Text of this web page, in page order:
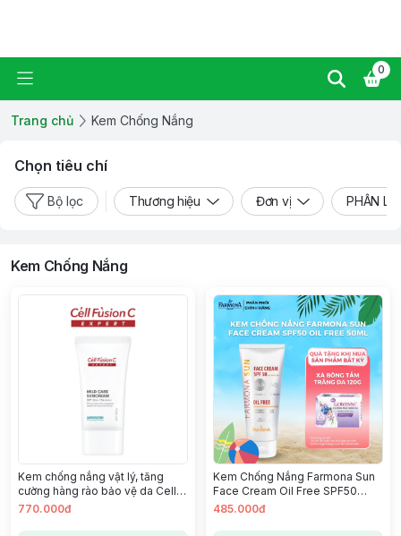
0
Trang chủ Kem Chống Nắng
Chọn tiêu chí
Bộ lọc Thương hiệu Đơn vị PHÂN
Kem Chống Nắng
Kem chống nắng vật lý, tăng
cường hàng rào bảo vệ da Cell
Fusion C Expert Mild Care
770.000đ
Kem Chống Nắng Farmona Sun
Face Cream Oil Free SPF50
Dành Cho Da Dầu Mụn 50ml
485.000đ